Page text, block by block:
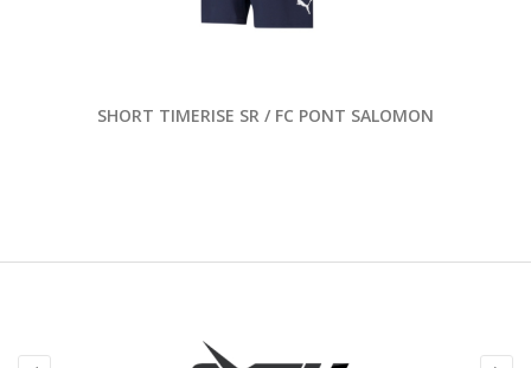
SHORT TIMERISE SR / FC PONT SALOMON